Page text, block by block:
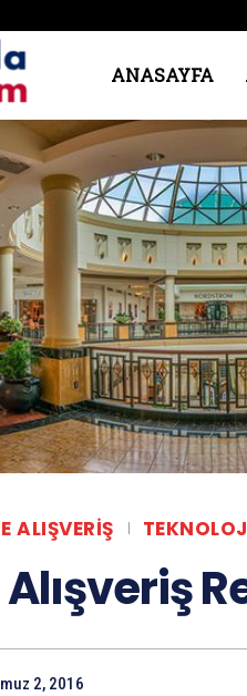
Amerika’da
Bugün
ANASAYFA
ALIŞVERIŞ
2, 2016